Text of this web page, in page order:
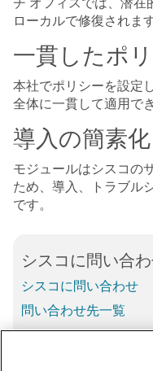
チ オフィスでは、潜在
ローカルで修復されます
一貫したポ
本社でポリシーを設定
全体に一貫して適用で
導入の簡素化
モジュールはシスコの
ため、導入、トラブル
です。
シスコに問い合
シスコに問い合わせ
問い合わせ先一覧
0120 092 255